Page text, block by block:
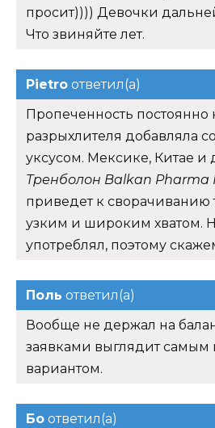
просит)))) Девочки
Что звиняйте лет.
Pietro ответил(а)
Пропеченность постоянно
разрыхлителя добавляла
уксусом. Мексике, Китае и
Тренболон Balkan Pharma
приведет к
узким и широким хватом.
употреблял, поэтому
Поль ответил(а)
Вообще не держал на
заявками выглядит
вариантом.
Бо ответил(а)